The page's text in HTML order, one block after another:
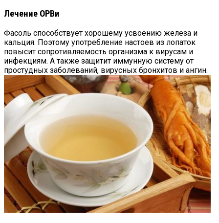
Лечение ОРВи
Фасоль способствует хорошему усвоению железа и
кальция. Поэтому употребление настоев из лопаток
повысит сопротивляемость организма к вирусам и
инфекциям. А также защитит иммунную систему от
простудных заболеваний, вирусных бронхитов и ангин.